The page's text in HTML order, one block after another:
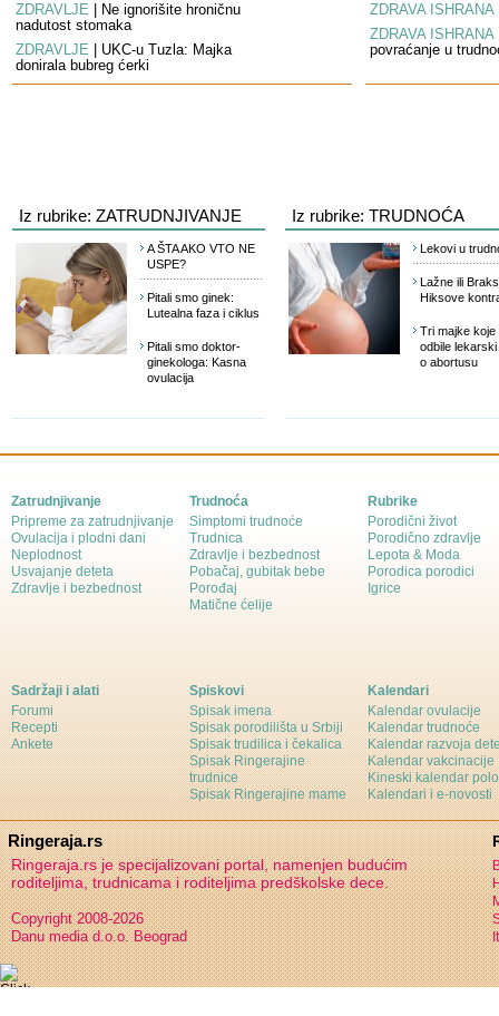
ZDRAVLJE
Ne ignorišite hroničnu
nadutost stomaka
ZDRAVLJE
UKC-u Tuzla: Majka
donirala bubreg ćerki
ZDRAVA ISHRANA
ZDRAVA ISHRANA
povraćanje u
Iz rubrike: ZATRUDNJIVANJE
A ŠTA AKO VTO NE
USPE?
Pitali smo ginek:
Lutealna faza i ciklus
Pitali smo doktor-
ginekologa: Kasna
ovulacija
Iz rubrike: TRUDNOĆA
Lekovi u
Lažne ili
Hiksove
Tri majke koje
odbile
o abortusu
Zatrudnjivanje
Pripreme za zatrudnjivanje
Ovulacija i plodni dani
Neplodnost
Usvajanje deteta
Zdravlje i bezbednost
Trudnoća
Simptomi trudnoće
Trudnica
Zdravlje i bezbednost
Pobačaj, gubitak bebe
Porođaj
Matične ćelije
Rubrike
Porodični život
Porodično zdravlje
Lepota & Moda
Porodica porodici
Igrice
Sadržaji i alati
Forumi
Recepti
Ankete
Spiskovi
Spisak imena
Spisak porodilišta u Srbiji
Spisak trudilica i čekalica
Spisak Ringerajine
trudnice
Spisak Ringerajine mame
Kalendari
Kalendar ovulacije
Kalendar trudnoće
Kalendar razvoja
Kalendar vakcinacije
Kineski kalendar
Kalendari i e-novosti
Ringeraja.rs
Ringeraja.rs je specijalizovani portal, namenjen budućim
roditeljima, trudnicama i roditeljima predškolske dece.
Copyright 2008-2026
Danu media d.o.o. Beograd